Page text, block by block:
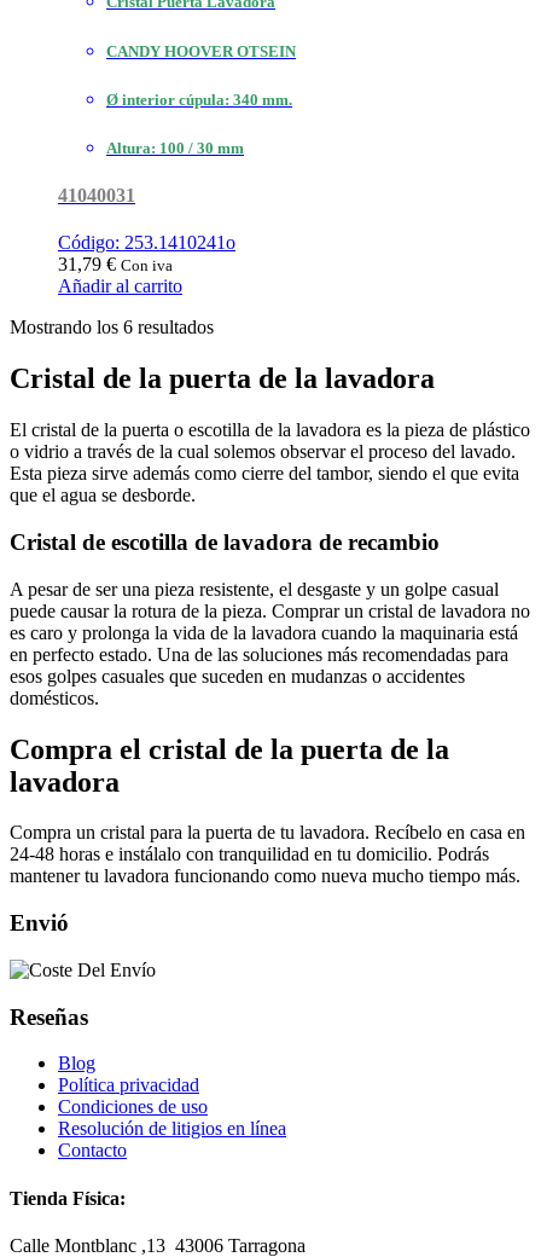
CANDY HOOVER OTSEIN
Ø interior cúpula: 340 mm.
Altura: 100 / 30 mm
41040031
Código: 253.1410241o
31,79 € Con iva
Añadir al carrito
Mostrando los 6 resultadosOrdenado
popularidad
Cristal de la puerta de la lavadora
El cristal de la puerta o escotilla de la lavadora es la pieza de plástico
o vidrio a través de la cual solemos observar el proceso del lavado.
Esta pieza sirve además como cierre del tambor, siendo el que evita
que el agua se desborde.
Cristal de escotilla de lavadora de recambio
A pesar de ser una pieza resistente, el desgaste y un golpe casual
puede causar la rotura de la pieza. Comprar un cristal de lavadora no
es caro y prolonga la vida de la lavadora cuando la maquinaria está
en perfecto estado. Una de las soluciones más recomendadas para
esos golpes casuales que suceden en mudanzas o accidentes
domésticos.
Compra el cristal de la puerta de la
lavadora
Compra un cristal para la puerta de tu lavadora. Recíbelo en casa en
24-48 horas e instálalo con tranquilidad en tu domicilio. Podrás
mantener tu lavadora funcionando como nueva mucho tiempo más.
Envió
Reseñas
Blog
Política privacidad
Condiciones de uso
Resolución de litigios en línea
Contacto
Tienda Física:
Calle Montblanc ,13 43006 Tarragona